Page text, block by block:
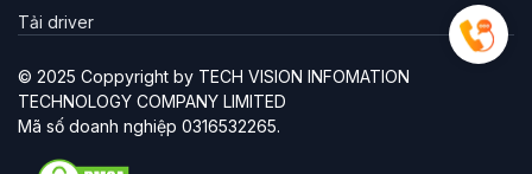
Tải driver
© 2025 Coppyright by TECH VISION INFOMATION
TECHNOLOGY COMPANY LIMITED
Mã số doanh nghiệp 0316532265.